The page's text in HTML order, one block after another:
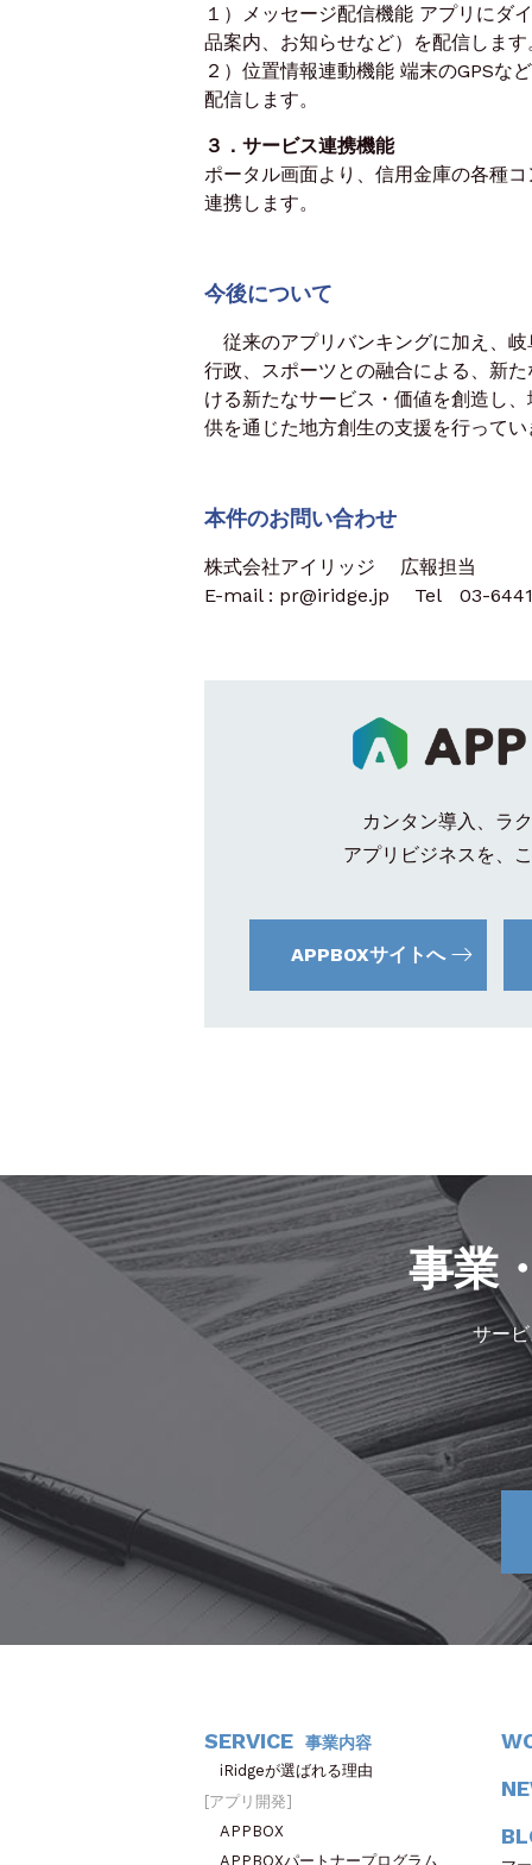
１）メッセージ配信機能 アプリにダ
品案内、お知らせなど）を配信します
２）位置情報連動機能 端末のGPSな
配信します。
３．サービス連携機能
ポータル画面より、信用金庫の各種
連携します。
今後について
従来のアプリバンキングに加え、
行政、スポーツとの融合による、新
ける新たなサービス・価値を創造し
供を通じた地方創生の支援を行って
本件のお問い合わせ
株式会社アイリッジ 広報担当
E-mail : pr@iridge.jp Tel 03-
カンタン導入、ラ
アプリビジネスを、
APPBOXサイトへ
事業
サー
SERVICE 事業内容
iRidgeが選ばれる理由
アプリ開発
APPBOX
APPBOXパートナープログラム